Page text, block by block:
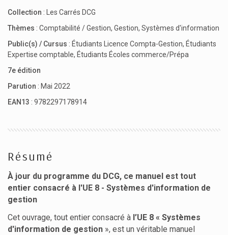
Collection : Les Carrés DCG
Thèmes : Comptabilité / Gestion, Gestion, Systèmes d'information
Public(s) / Cursus : Étudiants Licence Compta-Gestion, Étudiants
Expertise comptable, Étudiants Écoles commerce/Prépa
7e édition
Parution : Mai 2022
EAN13 : 9782297178914
Résumé
À jour du programme du DCG, ce manuel est tout
entier consacré à l'UE 8 - Systèmes d'information de
gestion
Cet ouvrage, tout entier consacré à l’UE 8 « Systèmes
d'information de gestion », est un véritable manuel